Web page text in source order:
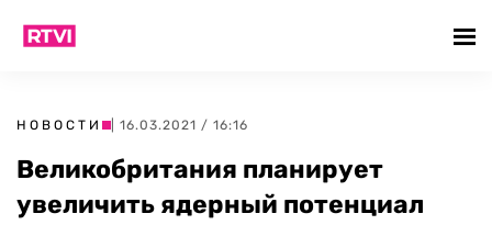
НОВОСТИ | 16.03.2021 / 16:16
Великобритания планирует
увеличить ядерный потенциал